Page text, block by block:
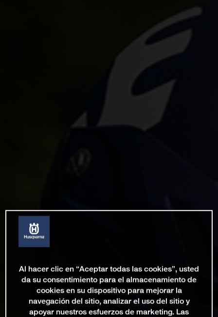
Al hacer clic en “Aceptar todas las cookies”, usted
da su consentimiento para el almacenamiento de
cookies en su dispositivo para mejorar la
navegación del sitio, analizar el uso del sitio y
apoyar nuestros esfuerzos de marketing. Las